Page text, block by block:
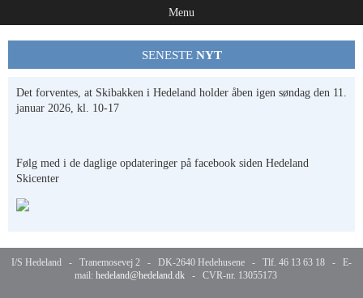
Menu
SENESTE NYT
Det forventes, at Skibakken i Hedeland holder åben igen søndag den 11.
januar 2026, kl. 10-17
Følg med i de daglige opdateringer på facebook siden Hedeland
Skicenter
I/S Hedeland - Tranemosevej 2 - DK-2640 Hedehusene - Tlf. 46 13 63 18 - E-
mail: hedeland@hedeland.dk- CVR-nr. 13055173